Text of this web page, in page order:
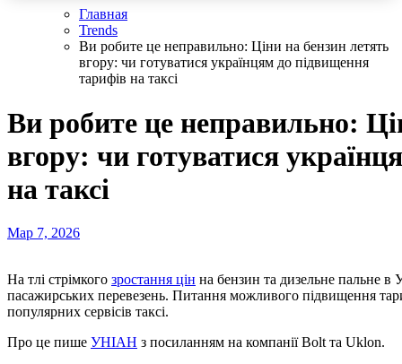
Главная
Trends
Ви робите це неправильно: Ціни на бензин летять
вгору: чи готуватися українцям до підвищення
тарифів на таксі
Ви робите це неправильно:
вгору: чи готуватися
на таксі
Мар 7, 2026
На тлі стрімкого зростання цін на бензин та дизельне пальне в
пасажирських перевезень. Питання можливого підвищення
популярних сервісів таксі.
Про це пише УНІАН з посиланням на компанії Bolt та Uklon.